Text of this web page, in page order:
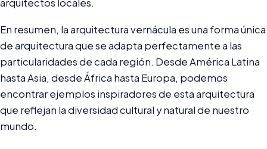
arquitectos locales.
En resumen, la arquitectura vernácula es una forma única
de arquitectura que se adapta perfectamente a las
particularidades de cada región. Desde América Latina
hasta Asia, desde África hasta Europa, podemos
encontrar ejemplos inspiradores de esta arquitectura
que reflejan la diversidad cultural y natural de nuestro
mundo.